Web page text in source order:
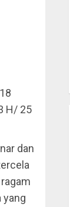
H/ 25
dan
yang